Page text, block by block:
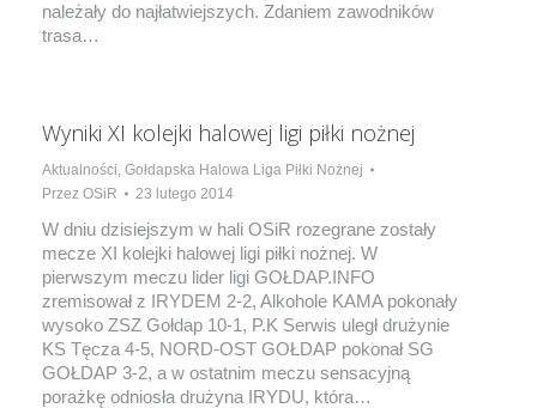
należały do najłatwiejszych. Zdaniem zawodników
trasa…
Wyniki XI kolejki halowej ligi piłki nożnej
Aktualności, Gołdapska Halowa Liga Piłki Nożnej
Przez OSiR 23 lutego 2014
W dniu dzisiejszym w hali OSiR rozegrane zostały
mecze XI kolejki halowej ligi piłki nożnej. W
pierwszym meczu lider ligi GOŁDAP.INFO
zremisował z IRYDEM 2-2, Alkohole KAMA pokonały
wysoko ZSZ Gołdap 10-1, P.K Serwis uległ drużynie
KS Tęcza 4-5, NORD-OST GOŁDAP pokonał SG
GOŁDAP 3-2, a w ostatnim meczu sensacyjną
porażkę odniosła drużyna IRYDU, która…